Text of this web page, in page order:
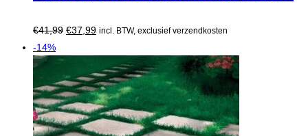
€41,99 €37,99 incl. BTW, exclusief verzendkosten
-14%